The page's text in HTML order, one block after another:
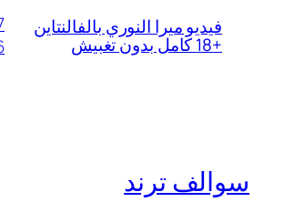
فيديو ميرا النوري بالفالنتاين
+18 كامل بدون تغبيش
سوالف ترند